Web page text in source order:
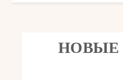
НОВЫЕ